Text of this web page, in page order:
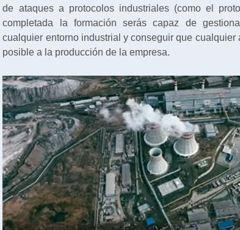
de ataques a protocolos industriales (como el
completada la formación serás capaz de
cualquier entorno industrial y conseguir que cualquier
posible a la producción de la empresa.